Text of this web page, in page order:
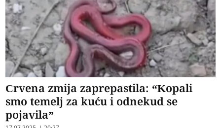
Crvena zmija zaprepastila: “Kopali
smo temelj za kuću i odnekud se
pojavila”